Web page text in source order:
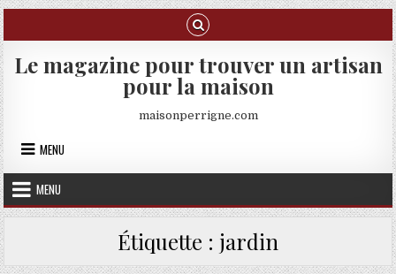
Skip to content
Le magazine pour trouver un artisan
pour la maison
maisonperrigne.com
MENU
MENU
Étiquette : jardin